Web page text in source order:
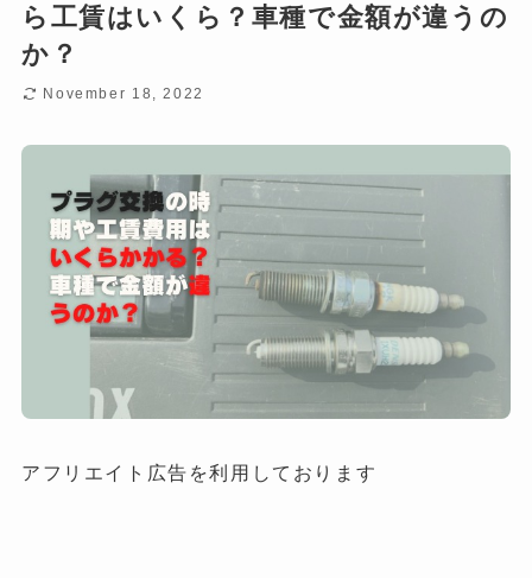
ら工賃はいくら？車種で金額が違うの
か？
November 18, 2022
アフリエイト広告を利用しております